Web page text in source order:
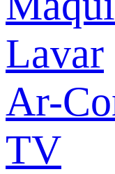
Lavar
Ar-
TV